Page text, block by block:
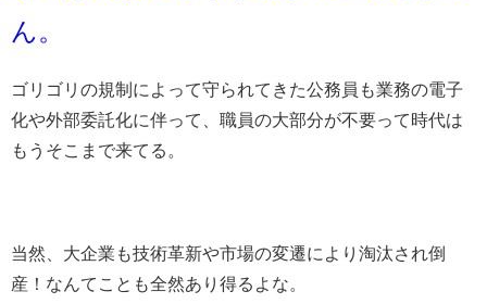
ん。
ゴリゴリの規制によって守られてきた公務員も業務の電子
化や外部委託化に伴って、職員の大部分が不要って時代は
もうそこまで来てる。
当然、大企業も技術革新や市場の変遷により淘汰され倒
産！なんてことも全然あり得るよな。